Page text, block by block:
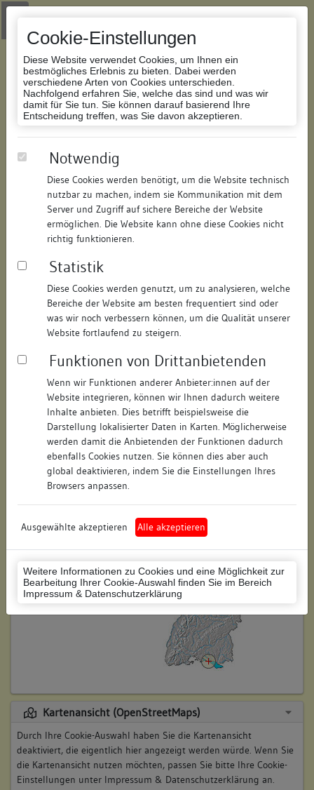
Cookie-Einstellungen
Diese Website verwendet Cookies, um Ihnen ein
bestmögliches Erlebnis zu bieten. Dabei werden
verschiedene Arten von Cookies unterschieden.
Nachfolgend erfahren Sie, welche das sind und was wir
damit für Sie tun. Sie können darauf basierend Ihre
Entscheidung treffen, was Sie davon akzeptieren.
Notwendig
Diese Cookies werden benötigt, um die Website technisch
nutzbar zu machen, indem sie Kommunikation mit dem
Server und Zugriff auf sichere Bereiche der Website
ermöglichen. Die Website kann ohne diese Cookies nicht
richtig funktionieren.
Statistik
Diese Cookies werden genutzt, um zu analysieren, welche
Bereiche der Website am besten frequentiert sind oder
was wir noch verbessern können, um die Qualität unserer
Website fortlaufend zu steigern.
Funktionen von Drittanbietenden
Wenn wir Funktionen anderer Anbieter:innen auf der
Website integrieren, können wir Ihnen dadurch weitere
Inhalte anbieten. Dies betrifft beispielsweise die
Darstellung lokalisierter Daten in Karten. Möglicherweise
werden damit die Anbietenden der Funktionen dadurch
ebenfalls Cookies nutzen. Sie können dies aber auch
global deaktivieren, indem Sie die Einstellungen Ihres
Browsers anpassen.
Ausgewählte akzeptieren Alle akzeptieren
Weitere Informationen zu Cookies und eine Möglichkeit zur
Bearbeitung Ihrer Cookie-Auswahl finden Sie im Bereich
Impressum & Datenschutzerklärung
Zur Navigation springen
Zum Inhalt der Website springen
Datenbank Bauforschung/Restaurierung
185125717411/Datum:09.10.2011
Datenbestand:
Bauforschung
Als PDF herunterladen:
Objektdaten
Straße: Münsterplatz
Hausnummer: 5
Postleitzahl: 78426
Stadt-Teilort: Konstanz
Regierungsbezirk: Freiburg
Konstanz (Landkreis)
Wohnplatzschlüssel: 8335043012
Flurstücknummer: keine
Historischer Straßenname: keiner
Lage des Wohnplatzes:
Kartenansicht (OpenStreetMaps)
Durch Ihre Cookie-Auswahl haben Sie die Kartenansicht
deaktiviert, die eigentlich hier angezeigt werden würde. Wenn Sie
die Kartenansicht nutzen möchten, passen Sie bitte Ihre Cookie-
Einstellungen unter Impressum & Datenschutzerklärung an.